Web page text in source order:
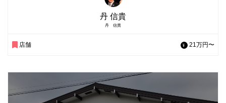
丹 信貴
丹 信貴
店舗 21万円〜